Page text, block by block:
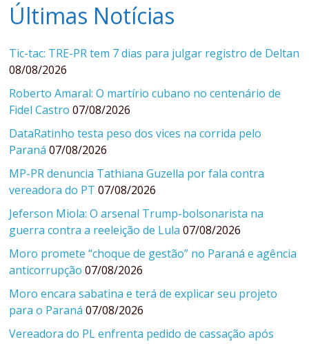
Últimas Notícias
Tic-tac: TRE-PR tem 7 dias para julgar registro de Deltan
08/08/2026
Roberto Amaral: O martírio cubano no centenário de
Fidel Castro 07/08/2026
DataRatinho testa peso dos vices na corrida pelo
Paraná 07/08/2026
MP-PR denuncia Tathiana Guzella por fala contra
vereadora do PT 07/08/2026
Jeferson Miola: O arsenal Trump-bolsonarista na
guerra contra a reeleição de Lula 07/08/2026
Moro promete “choque de gestão” no Paraná e agência
anticorrupção 07/08/2026
Moro encara sabatina e terá de explicar seu projeto
para o Paraná 07/08/2026
Vereadora do PL enfrenta pedido de cassação após